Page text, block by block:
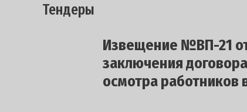
Тендеры
Извещение №ВП-21
заключения
осмотра работников